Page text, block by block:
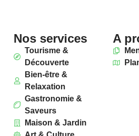
Nos services
Tourisme &
Découverte
Bien-être &
Relaxation
Gastronomie &
Saveurs
Maison & Jardin
A